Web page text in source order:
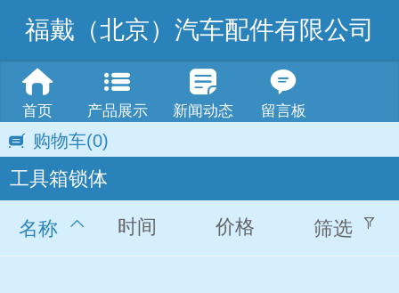
福戴（北京）汽车配件有限公司
首页 产品展示 新闻动态 留言板
购物车(0)
工具箱锁体
名称 时间 价格 筛选